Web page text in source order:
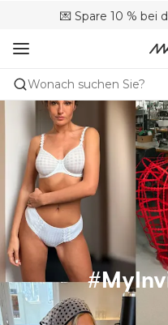
💌 Spare 10 % bei
🚚 Kostenloser Versand
📦
Wonach suchen Sie?